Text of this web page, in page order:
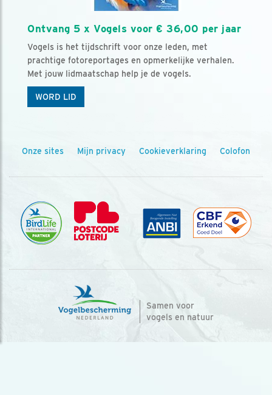
Ontvang 5 x Vogels voor € 36,00 per jaar
Vogels is het tijdschrift voor onze leden, met
prachtige fotoreportages en opmerkelijke verhalen.
Met jouw lidmaatschap help je de vogels.
WORD LID
Onze sites Mijn privacy Cookieverklaring Colofon
Samen voor
vogels en natuur